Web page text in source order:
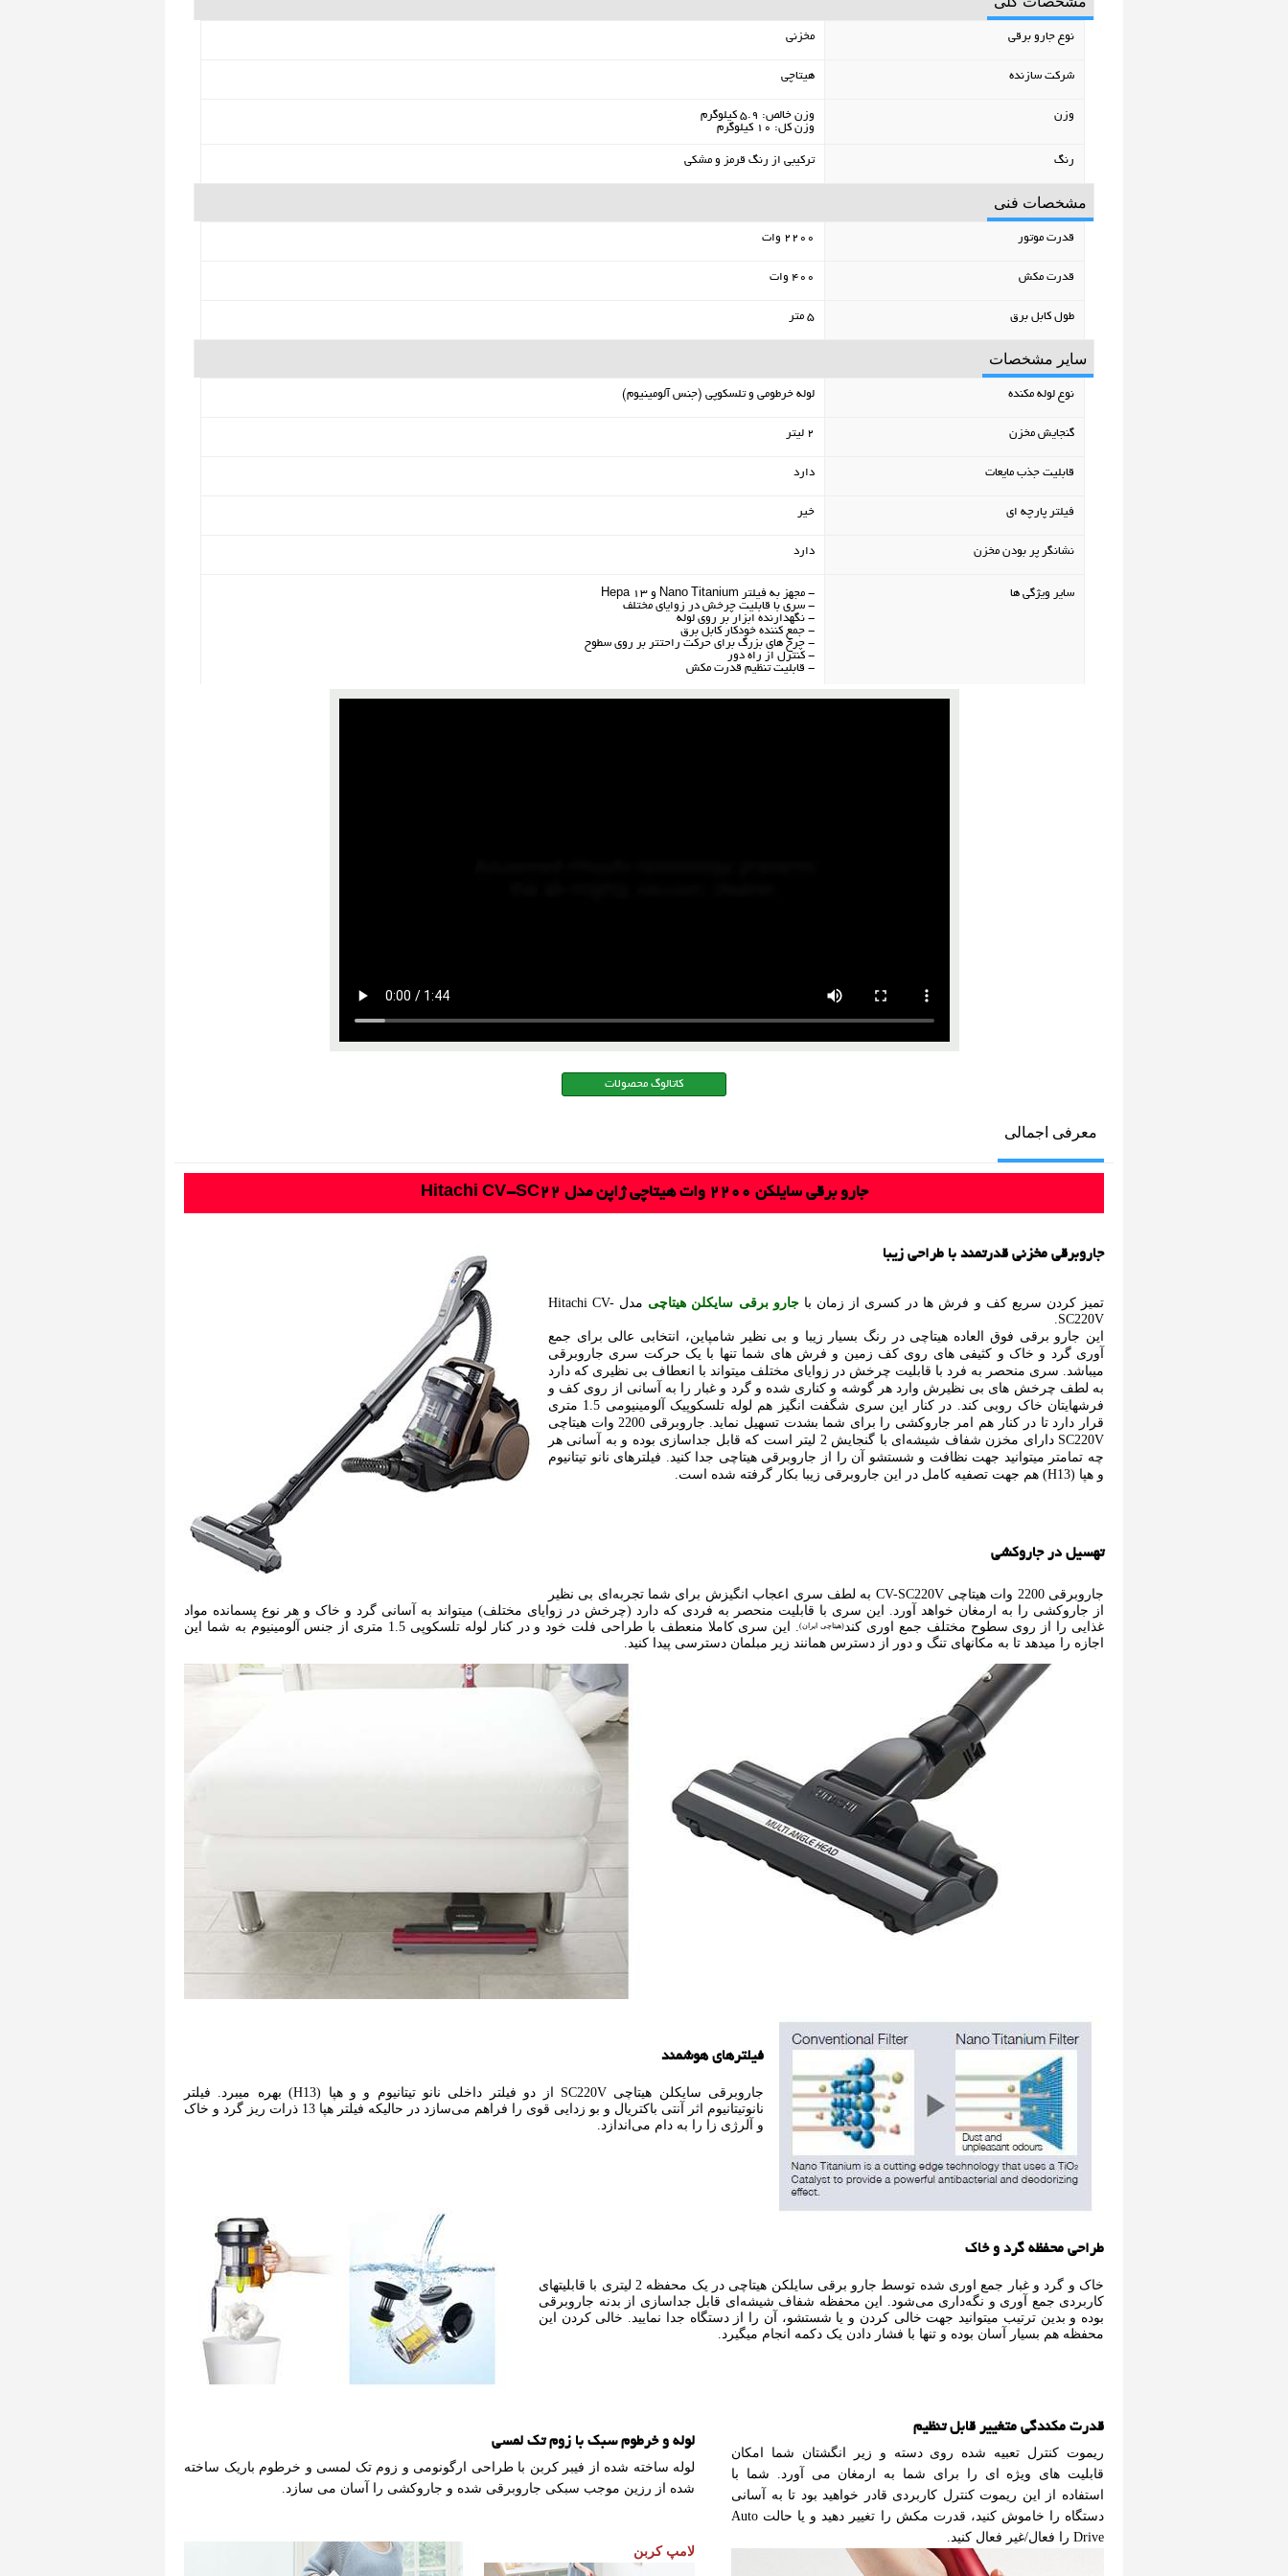
نوع جارو برقی مخزنی
شرکت سازنده هیتاچی
وزن
وزن خالص: 5.9 کیلوگرم
وزن کل: 10 کیلوگرم
رنگ ترکیبی از رنگ قرمز و مشکی
مشخصات فنی
قدرت موتور 2200 وات
قدرت مکش 400 وات
طول کابل برق 5 متر
سایر مشخصات
نوع لوله مکنده لوله خرطومی و تلسکوپی (جنس آلومینیوم)
گنجایش مخزن 2 لیتر
قابلیت جذب مایعات دارد
فیلتر پارچه ای خیر
نشانگر پر بودن مخزن دارد
سایر ویژگی ها
- مجهز به فیلتر Nano Titanium و Hepa 13
- سری با قابلیت چرخش در زوایای مختلف
- نگهدارنده ابزار بر روی لوله
- جمع کننده خودکار کابل برق
- چرخ های بزرگ برای حرکت راحتتر بر روی سطوح
- کنترل از راه دور
- قابلیت تنظیم قدرت مکش
کاتالوگ محصولات
معرفی اجمالی
جارو برقی سایلکن 2200 وات هیتاچی ژاپن مدل Hitachi CV-SC22
جاروبرقی مخزنی قدرتمند با طراحی زیبا
تمیز کردن سریع کف و فرش ها در کسری از زمان باجارو برقی سایکلن هیتاچی
مدل Hitachi CV-
SC220V.
این جارو برقی فوق العاده هیتاچی در رنگ بسیار زیبا و بی نظیر شامپاین، انتخابی عالی برای جمع
آوری گرد و خاک و کثیفی های روی کف زمین و فرش های شما تنها با یک حرکت سری جاروبرقی
میباشد. سری منحصر به فرد با قابلیت چرخش در زوایای مختلف میتواند با انعطاف بی نظیری که دارد
به لطف چرخش های بی نظیرش وارد هر گوشه و کناری شده و گرد و غبار را به آسانی از روی کف و
فرشهایتان خاک روبی کند. در کنار این سری شگفت انگیز هم لوله تلسکوپیک آلومینیومی 1.5 متری
قرار دارد تا در کنار هم امر جاروکشی را برای شما بشدت تسهیل نماید. جاروبرقی 2200 وات هیتاچی
SC220V دارای مخزن شفاف شیشه‌ای با گنجایش 2 لیتر است که قابل جداسازی بوده و به آسانی هر
چه تمامتر میتوانید جهت نظافت و شستشو آن را از جاروبرقی هیتاچی جدا کنید. فیلترهای نانو تیتانیوم
و هپا (H13) هم جهت تصفیه کامل در این جاروبرقی زیبا بکار گرفته شده است.
تهسیل در جاروکشی
جاروبرقی 2200 وات هیتاچی CV-SC220V به لطف سری اعجاب انگیزش برای شما تجربه‌ای بی نظیر
از جاروکشی را به ارمغان خواهد آورد. این سری با قابلیت منحصر به فردی که دارد (چرخش در زوایای مختلف) میتواند به آسانی گرد و خاک و هر نوع پسمانده مواد
غذایی را از روی سطوح مختلف جمع اوری کند(هیتاچی ایران)
. این سری کاملا منعطف با طراحی فلت خود و در کنار لوله تلسکوپی 1.5 متری از جنس آلومینیوم به شما این
اجازه را میدهد تا به مکانهای تنگ و دور از دسترس همانند زیر مبلمان دسترسی پیدا کنید.
فیلترهای هوشمند
جاروبرقی سایکلن هیتاچی SC220V از دو فیلتر داخلی نانو تیتانیوم و و هپا (H13) بهره میبرد. فیلتر
نانوتیتانیوم اثر آنتی باکتریال و بو زدایی قوی را فراهم می‌سازد در حالیکه فیلتر هپا 13 ذرات ریز گرد و خاک
و آلرژی زا را به دام می‌اندازد.
طراحی محفظه گرد و خاک
خاک و گرد و غبار جمع اوری شده توسط جارو برقی سایلکن هیتاچی در یک محفظه 2 لیتری با قابلیتهای
کاربردی جمع آوری و نگه‌داری می‌شود. این محفظه شفاف شیشه‌ای قابل جداسازی از بدنه جاروبرقی
بوده و بدین ترتیب میتوانید جهت خالی کردن و یا شستشو، آن را از دستگاه جدا نمایید. خالی کردن این
محفظه هم بسیار آسان بوده و تنها با فشار دادن یک دکمه انجام میگیرد.
قدرت مکندگی متغییر قابل تنظیم
ریموت کنترل تعبیه شده روی دسته و زیر انگشتان شما امکان
قابلیت های ویژه ای را برای شما به ارمغان می آورد. شما با
استفاده از این ریموت کنترل کاربردی قادر خواهید بود تا به آسانی
دستگاه را خاموش کنید، قدرت مکش را تغییر دهید و یا حالت Auto
Drive را فعال/غیر فعال کنید.
لوله و خرطوم سبک با زوم تک لمسی
لوله ساخته شده از فیبر کربن با طراحی ارگونومی و زوم تک لمسی و خرطوم باریک ساخته
شده از رزین موجب سبکی جاروبرقی شده و جاروکشی را آسان می سازد.
لامپ کربن